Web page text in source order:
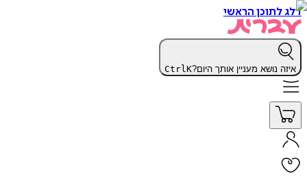
דלג לתוכן הראשי
איזה נושא מעניין אותך היום? CtrlK